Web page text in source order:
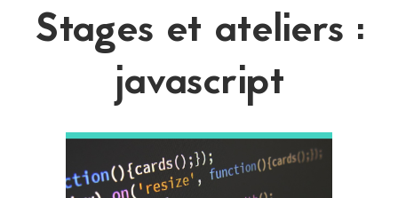
Stages et ateliers :
javascript